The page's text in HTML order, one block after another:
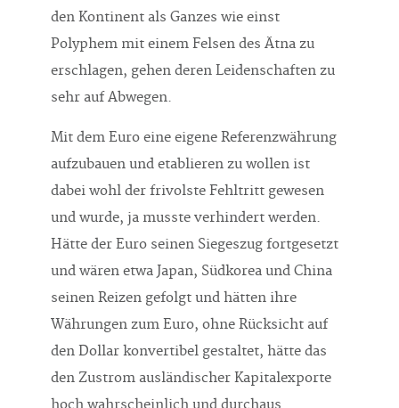
den Kontinent als Ganzes wie einst
Polyphem mit einem Felsen des Ätna zu
erschlagen, gehen deren Leidenschaften zu
sehr auf Abwegen.
Mit dem Euro eine eigene Referenzwährung
aufzubauen und etablieren zu wollen ist
dabei wohl der frivolste Fehltritt gewesen
und wurde, ja musste verhindert werden.
Hätte der Euro seinen Siegeszug fortgesetzt
und wären etwa Japan, Südkorea und China
seinen Reizen gefolgt und hätten ihre
Währungen zum Euro, ohne Rücksicht auf
den Dollar konvertibel gestaltet, hätte das
den Zustrom ausländischer Kapitalexporte